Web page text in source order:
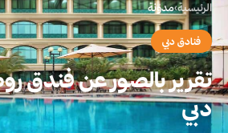
الرئيسية›مدوّنة
فنادق دبي
تقرير بالصور عن فندق
دبي